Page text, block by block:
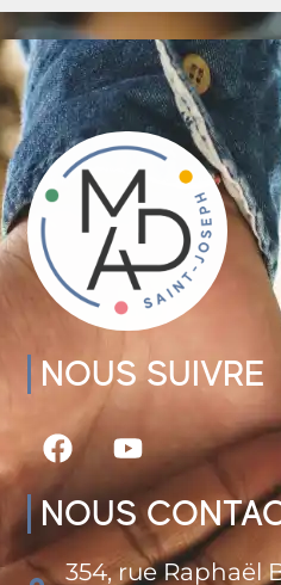
NOUS SUIVRE
NOUS
354, rue Raphaël